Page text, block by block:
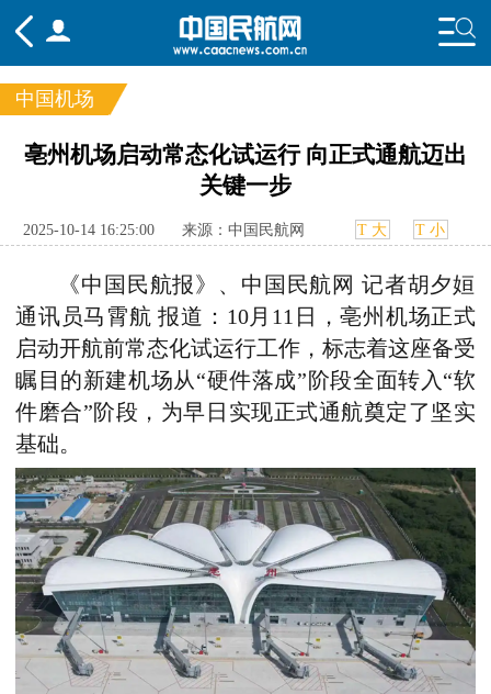
频道
国内
航图 智库 专题 舆情
中国机场
亳州机场启动常态化试运行 向正式通航迈出
关键一步
2025-10-14 16:25:00 来源：中国民航网 T 大 T 小
《中国民航报》、中国民航网 记者胡夕姮
通讯员马霄航 报道：10月11日，亳州机场正式
启动开航前常态化试运行工作，标志着这座备受
瞩目的新建机场从“硬件落成”阶段全面转入“软
件磨合”阶段，为早日实现正式通航奠定了坚实
基础。